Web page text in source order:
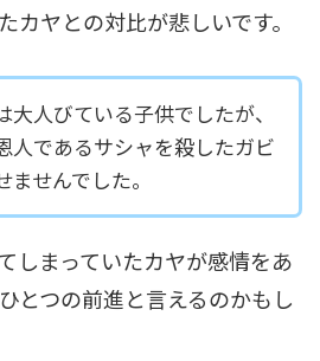
カヤとの対比が悲しいです。
大人びている子供でしたが、
人であるサシャを殺したガビ
ませんでした。
しまっていたカヤが感情をあ
とつの前進と言えるのかもし